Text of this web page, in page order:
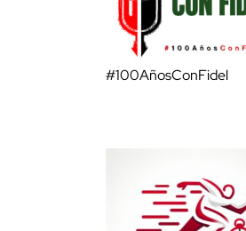
#100AñosConFidel